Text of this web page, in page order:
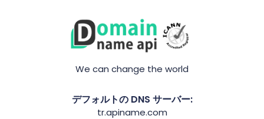
We can change the world
デフォルトの DNS サーバー:
tr.apiname.com